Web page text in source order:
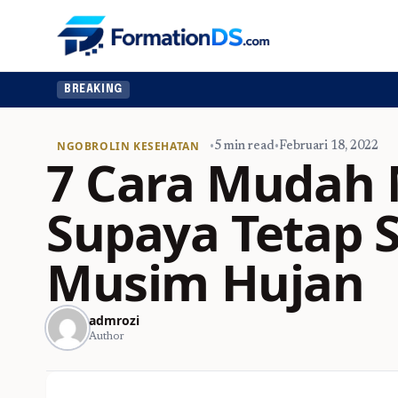
BREAKING
NGOBROLIN KESEHATAN •5 min read•Februari 18, 2022
7 Cara
Supaya Tetap
Musim Hujan
admrozi
Author